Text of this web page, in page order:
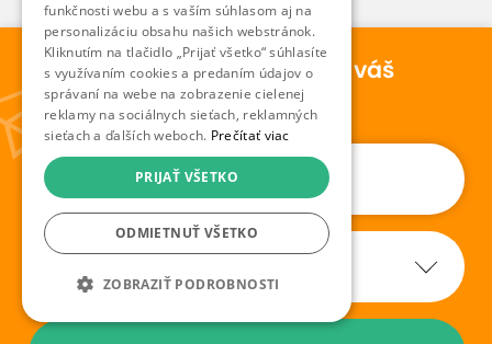
Novinky a skryté ponuky na váš
email
funkčnosti webu a s vaším súhlasom aj na
personalizáciu obsahu našich webstránok.
Kliknutím na tlačidlo „Prijať všetko“ súhlasíte
s využívaním cookies a predaním údajov o
správaní na webe na zobrazenie cielenej
reklamy na sociálnych sieťach, reklamných
sieťach a ďalších weboch. Prečítať viac
PRIJAŤ VŠETKO
ODMIETNUŤ VŠETKO
ZOBRAZIŤ PODROBNOSTI